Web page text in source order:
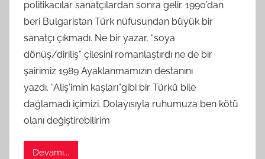
M
t
r
a
f
ı
politikacılar sanatçılardan sonra gelir. 1990’dan
beri Bulgaristan Türk nüfusundan büyük bir
sanatçı çıkmadı. Ne bir yazar, “soya
dönüş/diriliş” çilesini romanlaştırdı ne de bir
şairimiz 1989 Ayaklanmamızın destanını
yazdı. “Aliş’imin kaşları”gibi bir Türkü bile
dağlamadı içimizi. Dolayısıyla ruhumuza ben kötü
olanı değiştirebilirim
Devamı...